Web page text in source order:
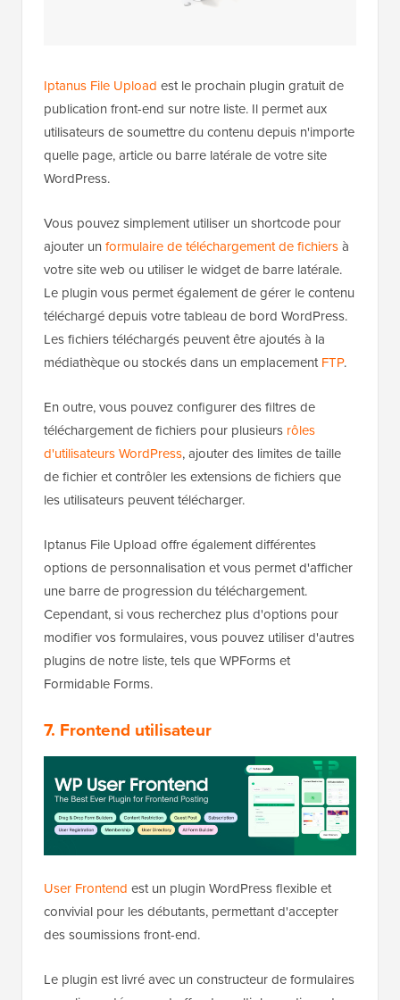
Iptanus File Upload est le prochain plugin gratuit de
publication front-end sur notre liste. Il permet aux
utilisateurs de soumettre du contenu depuis n'importe
quelle page, article ou barre latérale de votre site
WordPress.
Vous pouvez simplement utiliser un shortcode pour
ajouter un formulaire de téléchargement de fichiersà
votre site web ou utiliser le widget de barre latérale.
Le plugin vous permet également de gérer le contenu
téléchargé depuis votre tableau de bord WordPress.
Les fichiers téléchargés peuvent être ajoutés à la
médiathèque ou stockés dans un emplacementFTP.
En outre, vous pouvez configurer des filtres de
téléchargement de fichiers pour plusieurs rôles
d'utilisateurs WordPress, ajouter des limites de taille
de fichier et contrôler les extensions de fichiers que
les utilisateurs peuvent télécharger.
Iptanus File Upload offre également différentes
options de personnalisation et vous permet d'afficher
une barre de progression du téléchargement.
Cependant, si vous recherchez plus d'options pour
modifier vos formulaires, vous pouvez utiliser d'autres
plugins de notre liste, tels que WPForms et
Formidable Forms.
7. Frontend utilisateur
User Frontend est un plugin WordPress flexible et
convivial pour les débutants, permettant d'accepter
des soumissions front-end.
Le plugin est livré avec un constructeur de formulaires